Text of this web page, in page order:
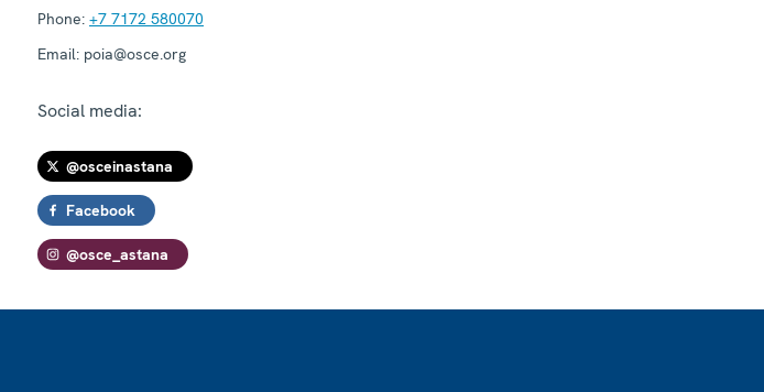
Phone: +7 7172 580070
Email: poia@osce.org
Social media:
@osceinastana
Facebook
@osce_astana